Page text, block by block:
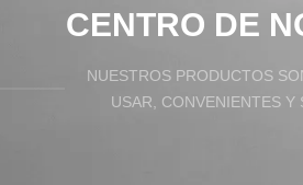
CENTRO DE
NUESTROS PRODUCTOS
USAR, CONVENIENTES Y